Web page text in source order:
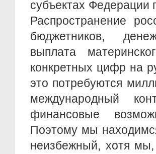
субъектах Федерации
Распространение
бюджетников,
выплата
конкретных цифр на
это потребуются
международный
финансовые
Поэтому мы
неизбежный, хотя